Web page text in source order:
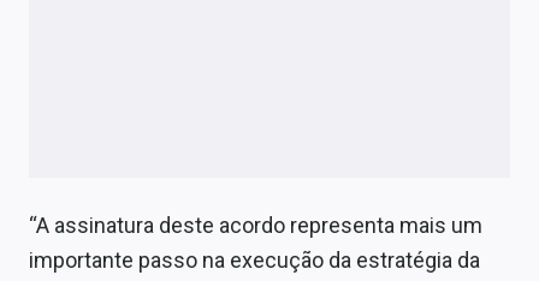
“A assinatura deste acordo representa mais um
importante passo na execução da estratégia da